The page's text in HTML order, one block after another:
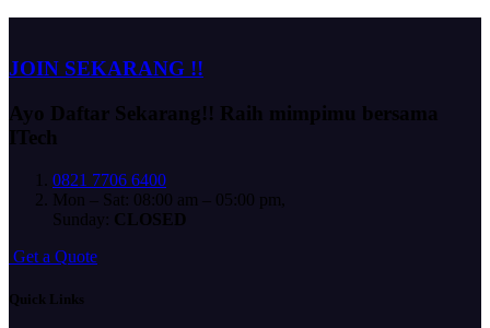
JOIN SEKARANG !!
Ayo Daftar Sekarang!! Raih mimpimu bersama
ITech
0821 7706 6400
Mon – Sat: 08:00 am – 05:00 pm,
Sunday: CLOSED
Get a Quote
Quick Links